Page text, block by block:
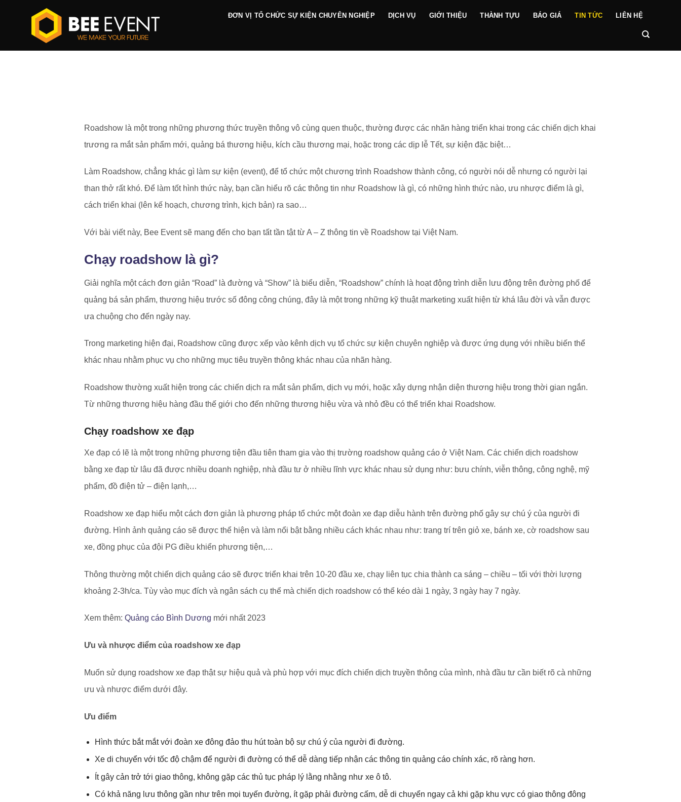
ĐƠN VỊ TỔ CHỨC SỰ KIỆN CHUYÊN NGHIỆP DỊCH VỤ GIỚI THIỆU THÀNH TỰU BÁO GIÁ TIN TỨC LIÊN HỆ
Roadshow là một trong những phương thức truyền thông vô cùng quen thuộc, thường được các nhãn hàng triển khai trong các chiến dịch khai
trương ra mắt sản phẩm mới, quảng bá thương hiệu, kích cầu thương mại, hoặc trong các dịp lễ Tết, sự kiện đặc biệt…
Làm Roadshow, chẳng khác gì làm sự kiện (event), để tổ chức một chương trình Roadshow thành công, có người nói dễ nhưng có người lại
than thở rất khó. Để làm tốt hình thức này, bạn cần hiểu rõ các thông tin như Roadshow là gì, có những hình thức nào, ưu nhược điểm là gì,
cách triển khai (lên kế hoạch, chương trình, kịch bản) ra sao…
Với bài viết này, Bee Event sẽ mang đến cho bạn tất tần tật từ A – Z thông tin về Roadshow tại Việt Nam.
Chạy roadshow là gì?
Giải nghĩa một cách đơn giản “Road” là đường và “Show” là biểu diễn, “Roadshow” chính là hoạt động trình diễn lưu động trên đường phố để
quảng bá sản phẩm, thương hiệu trước số đông công chúng, đây là một trong những kỹ thuật marketing xuất hiện từ khá lâu đời và vẫn được
ưa chuộng cho đến ngày nay.
Trong marketing hiện đại, Roadshow cũng được xếp vào kênh dịch vụ tổ chức sự kiện chuyên nghiệp và được ứng dụng với nhiều biến thể
khác nhau nhằm phục vụ cho những mục tiêu truyền thông khác nhau của nhãn hàng.
Roadshow thường xuất hiện trong các chiến dịch ra mắt sản phẩm, dịch vụ mới, hoặc xây dựng nhận diện thương hiệu trong thời gian ngắn.
Từ những thương hiệu hàng đầu thế giới cho đến những thương hiệu vừa và nhỏ đều có thể triển khai Roadshow.
Chạy roadshow xe đạp
Xe đạp có lẽ là một trong những phương tiện đầu tiên tham gia vào thị trường roadshow quảng cáo ở Việt Nam. Các chiến dịch roadshow
bằng xe đạp từ lâu đã được nhiều doanh nghiệp, nhà đầu tư ở nhiều lĩnh vực khác nhau sử dụng như: bưu chính, viễn thông, công nghệ, mỹ
phẩm, đồ điện tử – điện lạnh,…
Roadshow xe đạp hiểu một cách đơn giản là phương pháp tổ chức một đoàn xe đạp diễu hành trên đường phố gây sự chú ý của người đi
đường. Hình ảnh quảng cáo sẽ được thể hiện và làm nổi bật bằng nhiều cách khác nhau như: trang trí trên giỏ xe, bánh xe, cờ roadshow sau
xe, đồng phục của đội PG điều khiển phương tiện,…
Thông thường một chiến dịch quảng cáo sẽ được triển khai trên 10-20 đầu xe, chạy liên tục chia thành ca sáng – chiều – tối với thời lượng
khoảng 2-3h/ca. Tùy vào mục đích và ngân sách cụ thể mà chiến dịch roadshow có thể kéo dài 1 ngày, 3 ngày hay 7 ngày.
Xem thêm:Quảng cáo Bình Dương mới nhất 2023
Ưu và nhược điểm của roadshow xe đạp
Muốn sử dụng roadshow xe đạp thật sự hiệu quả và phù hợp với mục đích chiến dịch truyền thông của mình, nhà đầu tư cần biết rõ cà những
ưu và nhược điểm dưới đây.
Ưu điểm
Hình thức bắt mắt với đoàn xe đông đảo thu hút toàn bộ sự chú ý của người đi đường.
Xe di chuyển với tốc độ chậm để người đi đường có thể dễ dàng tiếp nhận các thông tin quảng cáo chính xác, rõ ràng hơn.
Ít gây cản trở tới giao thông, không gặp các thủ tục pháp lý lằng nhằng như xe ô tô.
Có khả năng lưu thông gần như trên mọi tuyến đường, ít gặp phải đường cấm, dễ di chuyển ngay cả khi gặp khu vực có giao thông đông